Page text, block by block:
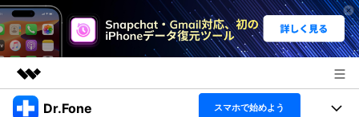
製品 Dr.Fone スマホで始めよう